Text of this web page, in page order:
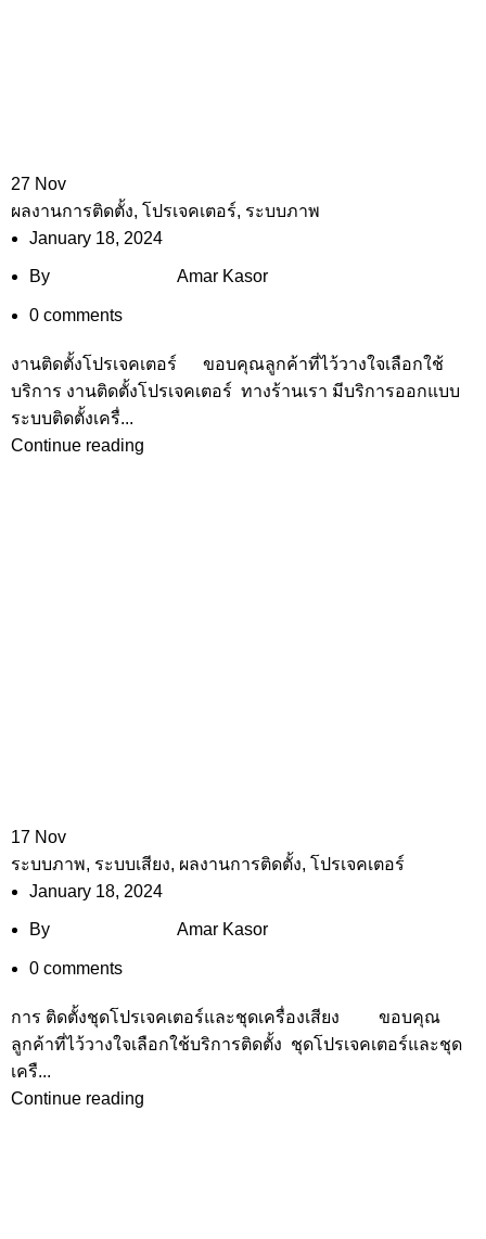
27 Nov
ผลงานการติดตั้ง, โปรเจคเตอร์, ระบบภาพ
January 18, 2024
By Amar Kasor
0 comments
งานติดตั้งโปรเจคเตอร์ ขอบคุณลูกค้าที่ไว้วางใจเลือกใช้
บริการ งานติดตั้งโปรเจคเตอร์ ทางร้านเรา มีบริการออกแบบ
ระบบติดตั้งเครื่...
Continue reading
17 Nov
ระบบภาพ, ระบบเสียง, ผลงานการติดตั้ง, โปรเจคเตอร์
January 18, 2024
By Amar Kasor
0 comments
การ ติดตั้งชุดโปรเจคเตอร์และชุดเครื่องเสียง ขอบคุณ
ลูกค้าที่ไว้วางใจเลือกใช้บริการติดตั้ง ชุดโปรเจคเตอร์และชุด
เครื...
Continue reading